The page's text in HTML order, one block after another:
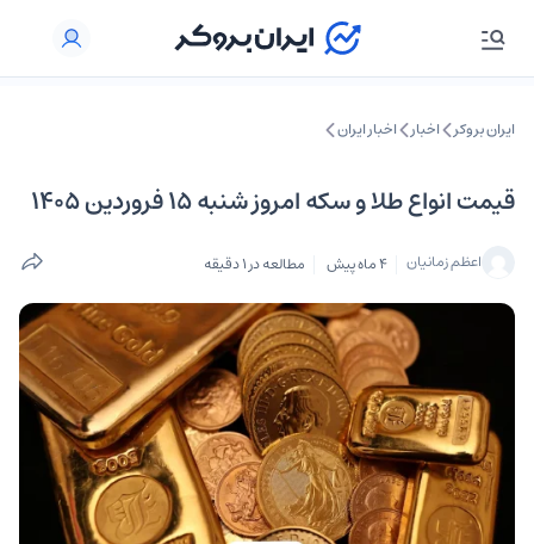
ایران بروکر اخبار اخبار ایران
قیمت انواع طلا و سکه امروز شنبه 15 فروردین 1405
اعظم زمانیان 4 ماه پیش مطالعه در 1 دقیقه